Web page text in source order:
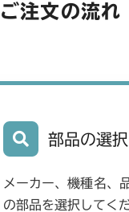
ご注文の流れ
部品の選択
メーカー、機種名、
の部品を選択してく